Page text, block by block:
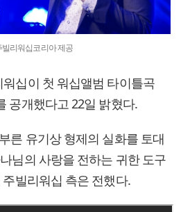
리워십코리아 제공
십이 첫 워십앨범 타이틀곡
공개했다고 22일 밝혔다.
른 유기상 형제의 실화를 토대
님의 사랑을 전하는 귀한 도구
빌리워십 측은 전했다.